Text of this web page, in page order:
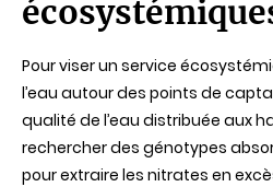
Pour viser un service
l’eau autour des points de
qualité de l’eau distribuée aux
rechercher des génotypes
pour extraire les nitrates en